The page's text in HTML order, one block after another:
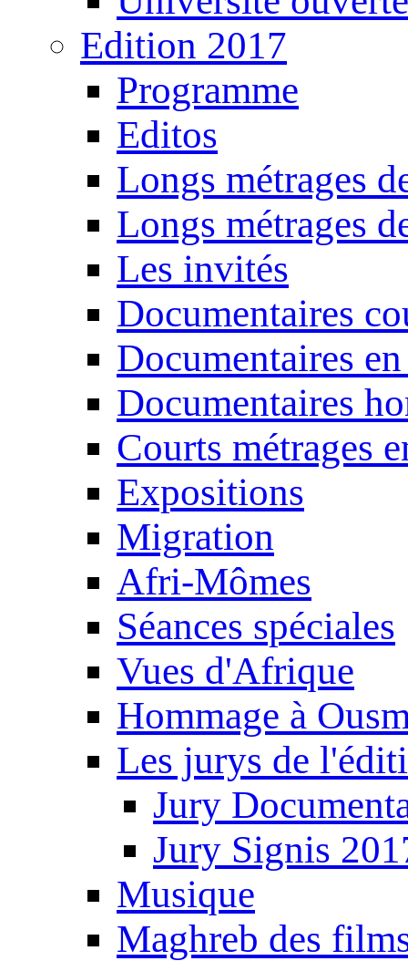
Edition 2017
Programme
Editos
Longs métrages
Longs métrages
Les invités
Documentaires
Documentaires
Documentaires
Courts métrages
Expositions
Migration
Afri-Mômes
Séances spéciales
Vues d'Afrique
Hommage à
Les jurys de
Jury
Jury Signis
Musique
Maghreb des